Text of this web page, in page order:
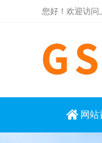
您好！欢迎访问
网站